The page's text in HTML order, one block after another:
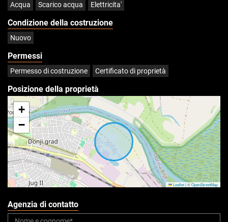
Acqua Scarico acqua Elettricita'
Condizione della costruzione
Nuovo
Permessi
Permesso di costruzione Certificato di proprietà
Posizione della proprietà
+
−
Leaflet|©OpenStreetMap
Agenzia di contatto